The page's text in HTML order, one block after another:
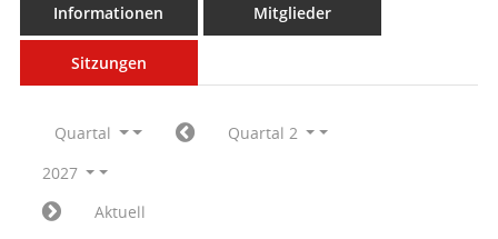
Informationen Mitglieder
Sitzungen
Quartal
Quartal 2
2027
Aktuell